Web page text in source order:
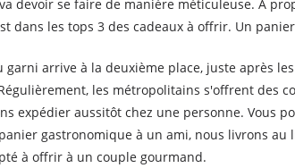
devoir se faire de manière méticuleuse. À
dans les tops 3 des cadeaux à offrir. Un
garni arrive à la deuxième place, juste après
les métropolitains s'offrent des
expédier aussitôt chez une personne. Vous
gastronomique à un ami, nous livrons
à offrir à un couple gourmand.